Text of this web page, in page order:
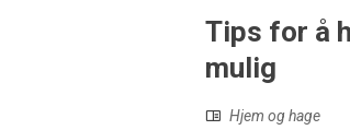
Tips for å
mulig
Hjem og hage